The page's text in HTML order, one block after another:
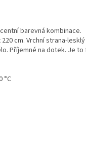
barevná kombinace.
cm. Vrchní strana-
Příjemné na dotek. Je
°C